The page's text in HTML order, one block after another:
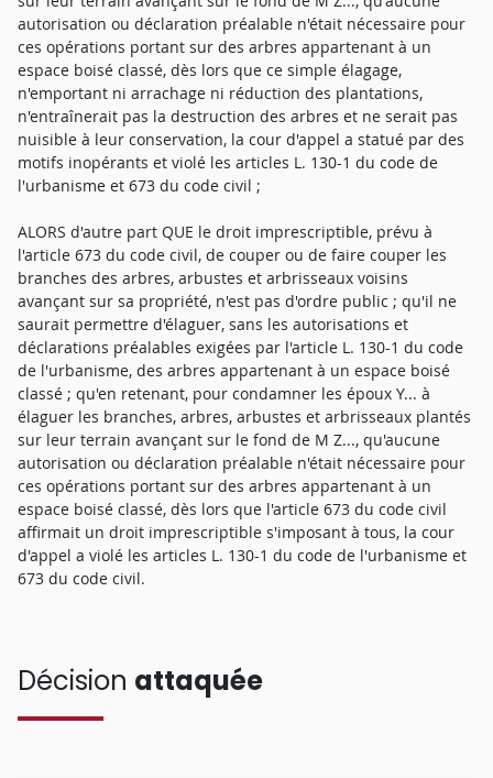
autorisation ou déclaration préalable n'était nécessaire pour
ces opérations portant sur des arbres appartenant à un
espace boisé classé, dès lors que ce simple élagage,
n'emportant ni arrachage ni réduction des plantations,
n'entraînerait pas la destruction des arbres et ne serait pas
nuisible à leur conservation, la cour d'appel a statué par des
motifs inopérants et violé les articles L. 130-1 du code de
l'urbanisme et 673 du code civil ;
ALORS d'autre part QUE le droit imprescriptible, prévu à
l'article 673 du code civil, de couper ou de faire couper les
branches des arbres, arbustes et arbrisseaux voisins
avançant sur sa propriété, n'est pas d'ordre public ; qu'il ne
saurait permettre d'élaguer, sans les autorisations et
déclarations préalables exigées par l'article L. 130-1 du code
de l'urbanisme, des arbres appartenant à un espace boisé
classé ; qu'en retenant, pour condamner les époux Y... à
élaguer les branches, arbres, arbustes et arbrisseaux plantés
sur leur terrain avançant sur le fond de M Z..., qu'aucune
autorisation ou déclaration préalable n'était nécessaire pour
ces opérations portant sur des arbres appartenant à un
espace boisé classé, dès lors que l'article 673 du code civil
affirmait un droit imprescriptible s'imposant à tous, la cour
d'appel a violé les articles L. 130-1 du code de l'urbanisme et
673 du code civil.
Décision attaquée